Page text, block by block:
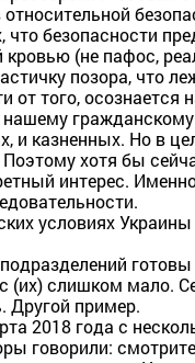
безопасности
(не пафос,
позора, что
от того, осознается
и казненных. Но в
хотя бы
интерес.
условиях
(их) слишком мало.
Другой пример.
2018 года с
говорили: